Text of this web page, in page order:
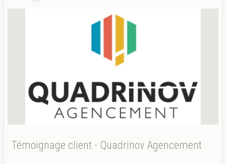
Témoignage client - Quadrinov Agencement